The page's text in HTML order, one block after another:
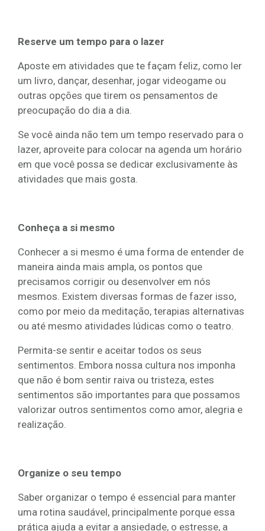
Reserve um tempo para o lazer
Aposte em atividades que te façam feliz, como ler
um livro, dançar, desenhar, jogar videogame ou
outras opções que tirem os pensamentos de
preocupação do dia a dia.
Se você ainda não tem um tempo reservado para o
lazer, aproveite para colocar na agenda um horário
em que você possa se dedicar exclusivamente às
atividades que mais gosta.
Conheça a si mesmo
Conhecer a si mesmo é uma forma de entender de
maneira ainda mais ampla, os pontos que
precisamos corrigir ou desenvolver em nós
mesmos. Existem diversas formas de fazer isso,
como por meio da meditação, terapias alternativas
ou até mesmo atividades lúdicas como o teatro.
Permita-se sentir e aceitar todos os seus
sentimentos. Embora nossa cultura nos imponha
que não é bom sentir raiva ou tristeza, estes
sentimentos são importantes para que possamos
valorizar outros sentimentos como amor, alegria e
realização.
Organize o seu tempo
Saber organizar o tempo é essencial para manter
uma rotina saudável, principalmente porque essa
prática ajuda a evitar a ansiedade, o estresse, a